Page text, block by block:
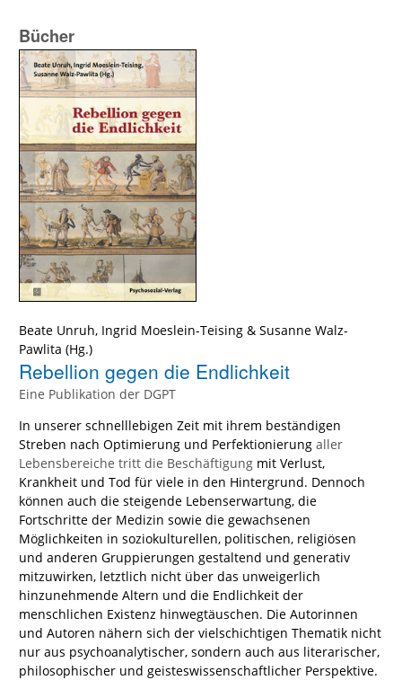
Bücher
Beate Unruh, Ingrid Moeslein-Teising & Susanne Walz-
Pawlita (Hg.)
Rebellion gegen die Endlichkeit
Eine Publikation der DGPT
In unserer schnelllebigen Zeit mit ihrem beständigen
Streben nach Optimierung und Perfektionierung aller
Lebensbereiche tritt die Beschäftigung mit Verlust,
Krankheit und Tod für viele in den Hintergrund. Dennoch
können auch die steigende Lebenserwartung, die
Fortschritte der Medizin sowie die gewachsenen
Möglichkeiten in soziokulturellen, politischen, religiösen
und anderen Gruppierungen gestaltend und generativ
mitzuwirken, letztlich nicht über das unweigerlich
hinzunehmende Altern und die Endlichkeit der
menschlichen Existenz hinwegtäuschen. Die Autorinnen
und Autoren nähern sich der vielschichtigen Thematik nicht
nur aus psychoanalytischer, sondern auch aus literarischer,
philosophischer und geisteswissenschaftlicher Perspektive.